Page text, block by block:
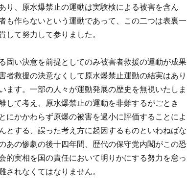
り、原水爆禁止の運動は実験検による被害を含ん
も作らないという運動であって、この二つは表裏一
して努力して参りました。
固い決意を前提としてのみ被害者救援の運動が成果
者救援の決意なくして原水爆禁止運動の結実はあり
ます。一部の人々が運動発展の歴史を無視いたしま
して考え、原水爆禁止の運動を非難するがごとき
にかかわらず原爆の被害を過小に評価することによ
とする、誤った考え方に起因するものといわねばな
あの惨劇の後十四年間、歴代の保守党内閣がこの恐
的実相を国の責任において明りかにする努力を怠っ
されなくてはなりません。